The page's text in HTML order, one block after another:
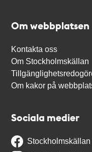
Om webbplatsen
Kontakta oss
Om Stockholmskällan
Om kakor på
Sociala medier